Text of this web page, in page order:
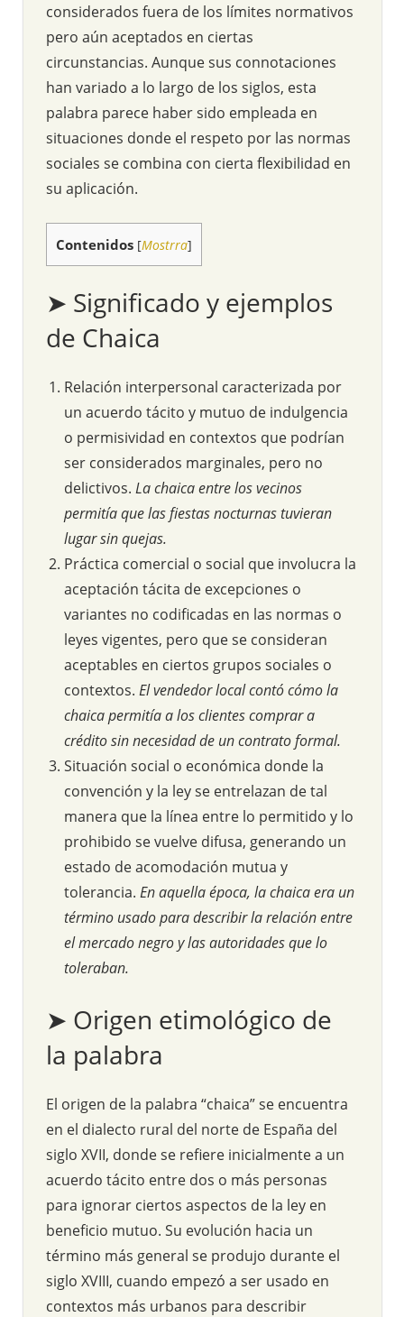
considerados fuera de los límites normativos
pero aún aceptados en ciertas
circunstancias. Aunque sus connotaciones
han variado a lo largo de los siglos, esta
palabra parece haber sido empleada en
situaciones donde el respeto por las normas
sociales se combina con cierta flexibilidad en
su aplicación.
Contenidos [Mostrra]
➤ Significado y ejemplos
de Chaica
Relación interpersonal caracterizada por
un acuerdo tácito y mutuo de indulgencia
o permisividad en contextos que podrían
ser considerados marginales, pero no
delictivos. La chaica entre los vecinos
permitía que las fiestas nocturnas tuvieran
lugar sin quejas.
Práctica comercial o social que involucra la
aceptación tácita de excepciones o
variantes no codificadas en las normas o
leyes vigentes, pero que se consideran
aceptables en ciertos grupos sociales o
contextos. El vendedor local contó cómo la
chaica permitía a los clientes comprar a
crédito sin necesidad de un contrato formal.
Situación social o económica donde la
convención y la ley se entrelazan de tal
manera que la línea entre lo permitido y lo
prohibido se vuelve difusa, generando un
estado de acomodación mutua y
tolerancia. En aquella época, la chaica era un
término usado para describir la relación entre
el mercado negro y las autoridades que lo
toleraban.
➤ Origen etimológico de
la palabra
El origen de la palabra “chaica” se encuentra
en el dialecto rural del norte de España del
siglo XVII, donde se refiere inicialmente a un
acuerdo tácito entre dos o más personas
para ignorar ciertos aspectos de la ley en
beneficio mutuo. Su evolución hacia un
término más general se produjo durante el
siglo XVIII, cuando empezó a ser usado en
contextos más urbanos para describir